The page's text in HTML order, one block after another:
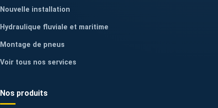
Nouvelle installation
Hydraulique fluviale et maritime
Montage de pneus
Voir tous nos services
Nos produits